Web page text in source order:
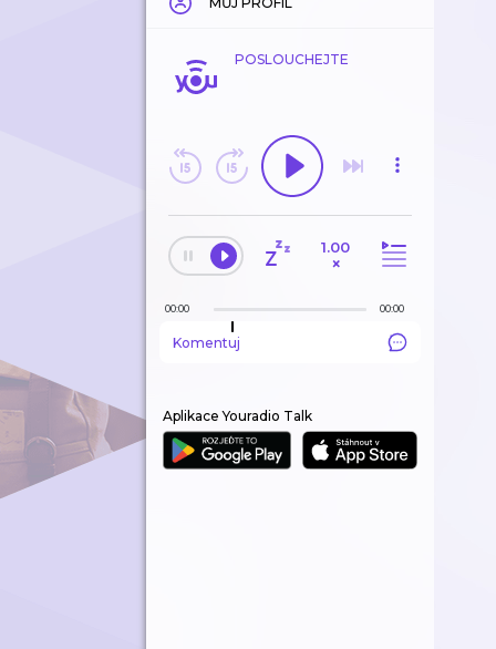
POSLOUCHEJTE
1.00
×
00:00 00:00
Komentuj
Aplikace Youradio Talk